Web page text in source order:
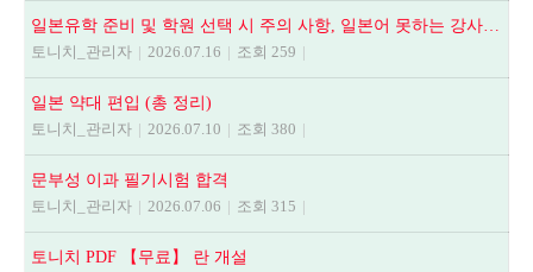
토니치_관리자 | 2026.07.16 | 조회 259 |
일본 약대 편입 (총 정리)
토니치_관리자 | 2026.07.10 | 조회 380 |
문부성 이과 필기시험 합격
토니치_관리자 | 2026.07.06 | 조회 315 |
토니치 PDF 【무료】 란 개설